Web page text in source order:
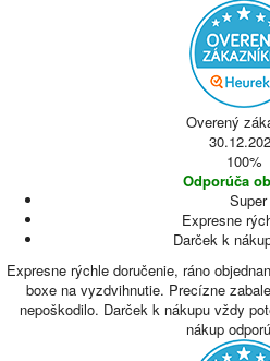
Overený
100%
Odporúča
Expresne
Darček k
Expresne rýchle doručenie, ráno
boxe na vyzdvihnutie. Precízne
nepoškodilo. Darček k nákupu vždy
nákup